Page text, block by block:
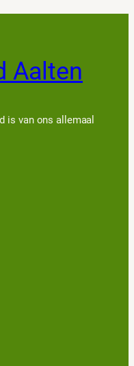
Aalten
is van ons allemaal